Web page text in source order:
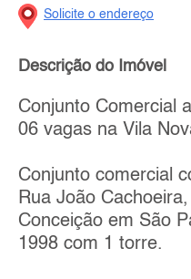
Solicite o endereço
Descrição do Imóvel
Conjunto Comercial
06 vagas na Vila
Conjunto comercial
Rua João
Conceição em São
1998 com 1 torre.